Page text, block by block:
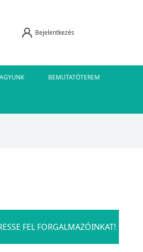
Bejelentkezés
BEMUTATÓTEREM
FEL FORGALMAZÓINKAT!